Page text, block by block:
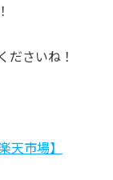
ださいね！
天市場】